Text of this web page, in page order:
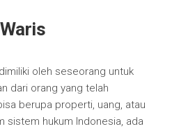
oleh seseorang untuk
dari orang yang telah
berupa properti, uang, atau
sistem hukum Indonesia, ada